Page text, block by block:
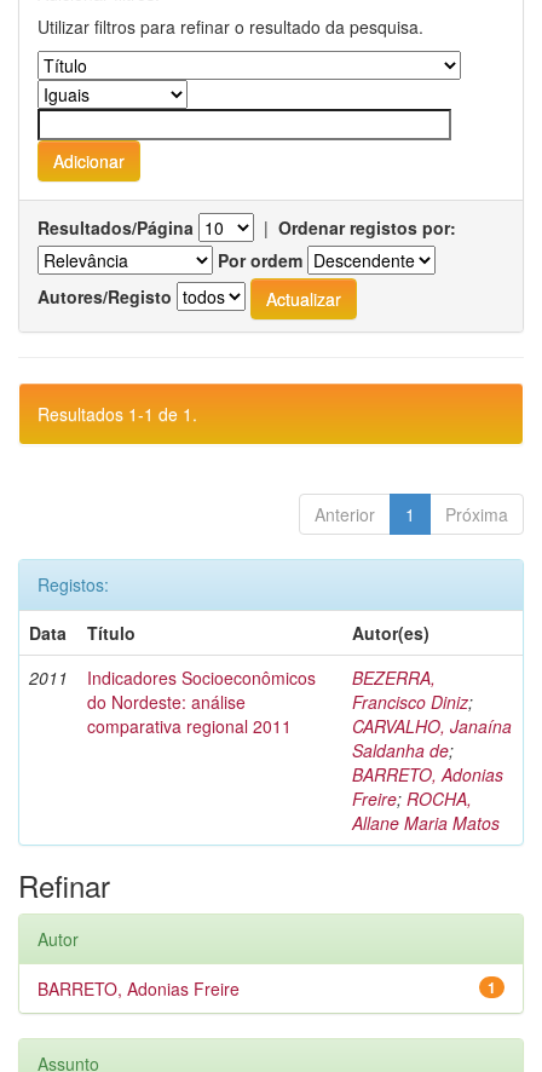
Utilizar filtros para refinar o resultado da pesquisa.
Resultados/Página | Ordenar registos por:
Por ordem
Autores/Registo
Resultados 1-1 de 1.
Anterior 1 Próxima
Registos:
Data
Título
Autor(es)
2011
Indicadores Socioeconômicos
do Nordeste: análise
comparativa regional 2011
BEZERRA,
Francisco Diniz;
CARVALHO, Janaína
Saldanha de;
BARRETO, Adonias
Freire; ROCHA,
Allane Maria Matos
Refinar
Autor
1
BARRETO, Adonias Freire
Assunto